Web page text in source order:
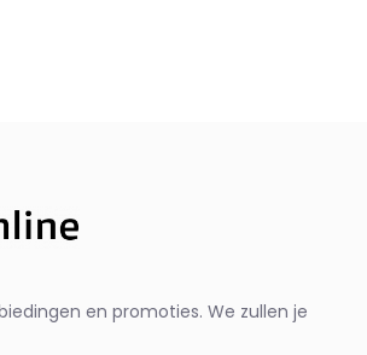
en promoties. We zullen je